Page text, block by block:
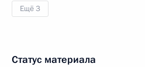
Ещё 3
Статус материала